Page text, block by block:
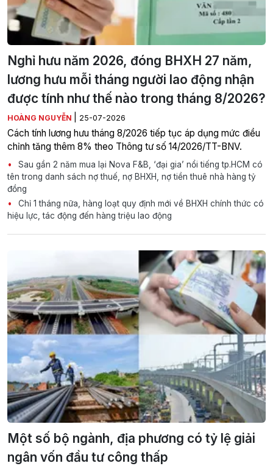
Nghỉ hưu năm 2026, đóng BHXH 27 năm,
lương hưu mỗi tháng người lao động nhận
được tính như thế nào trong tháng 8/2026?
HOÀNG NGUYỄN 25-07-2026
Cách tính lương hưu tháng 8/2026 tiếp tục áp dụng mức điều
chỉnh tăng thêm 8% theo Thông tư số 14/2026/TT-BNV.
Sau gần 2 năm mua lại Nova F&B, ‘đại gia’ nổi tiếng tp.HCM có
tên trong danh sách nợ thuế, nợ BHXH, nợ tiền thuê nhà hàng tỷ
đồng
Chỉ 1 tháng nữa, hàng loạt quy định mới về BHXH chính thức có
hiệu lực, tác động đến hàng triệu lao động
Một số bộ ngành, địa phương có tỷ lệ giải
ngân vốn đầu tư công thấp